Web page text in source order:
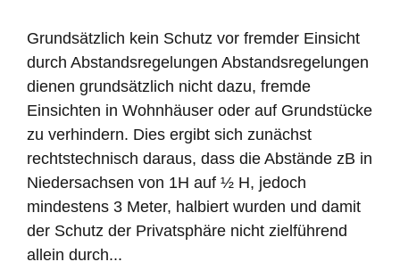
Grundsätzlich kein Schutz vor fremder Einsicht
durch Abstandsregelungen Abstandsregelungen
dienen grundsätzlich nicht dazu, fremde
Einsichten in Wohnhäuser oder auf Grundstücke
zu verhindern. Dies ergibt sich zunächst
rechtstechnisch daraus, dass die Abstände zB in
Niedersachsen von 1H auf ½ H, jedoch
mindestens 3 Meter, halbiert wurden und damit
der Schutz der Privatsphäre nicht zielführend
allein durch...